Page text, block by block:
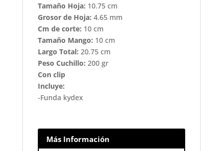
Tamaño Hoja: 10.75 cm
Grosor de Hoja: 4.65 mm
Cm de corte: 10 cm
Tamaño Mango: 10 cm
Largo Total: 20.75 cm
Peso Cuchillo: 200 gr
Con clip
Incluye:
-Funda kydex
Más Información